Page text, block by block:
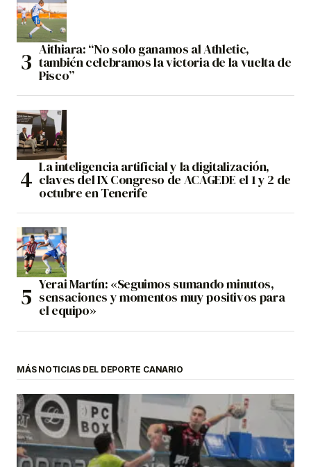
Aithiara: “No solo ganamos al Athletic,
también celebramos la victoria de la vuelta de
Pisco”
La inteligencia artificial y la digitalización,
claves del IX Congreso de ACAGEDE el 1 y 2 de
octubre en Tenerife
Yerai Martín: «Seguimos sumando minutos,
sensaciones y momentos muy positivos para
el equipo»
MÁS NOTICIAS DEL DEPORTE CANARIO